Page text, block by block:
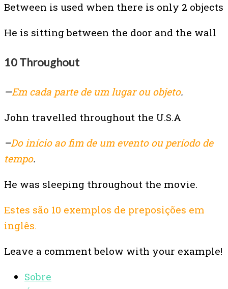
Between is used when there is only 2 objects
He is sitting between the door and the wall
10 Throughout
—Em cada parte de um lugar ou objeto.
John travelled throughout the U.S.A
–Do início ao fim de um evento ou período de
tempo.
He was sleeping throughout the movie.
Estes são 10 exemplos de preposições em
inglês.
Leave a comment below with your example!
Sobre